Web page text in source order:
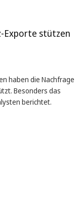
Exporte stützen
haben die Nachfrage
Besonders das
berichtet.